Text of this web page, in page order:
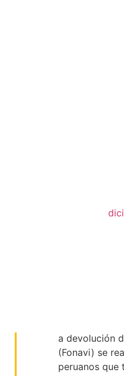
a devolución
(Fonavi) se
peruanos que